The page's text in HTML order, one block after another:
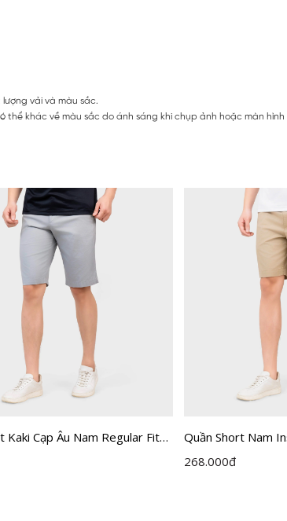
vải và màu sắc.
khác về màu sắc do ánh sáng khi chụp ảnh hoặc màn hình
Kaki Cạp Âu Nam Regular Fit
ISO501EDP01
Quần Short Nam
ISO500EDP01
268.000đ